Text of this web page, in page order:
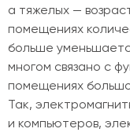
а тяжелых —
помещениях
больше
многом связано с
помещениях
Так,
и компьютеров,